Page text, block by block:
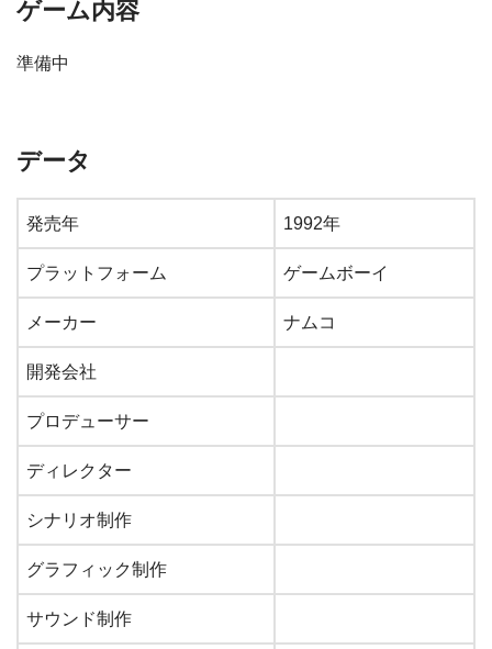
ゲーム内容
準備中
データ
発売年 1992年
プラットフォーム ゲームボーイ
メーカー ナムコ
開発会社
プロデューサー
ディレクター
シナリオ制作
グラフィック制作
サウンド制作